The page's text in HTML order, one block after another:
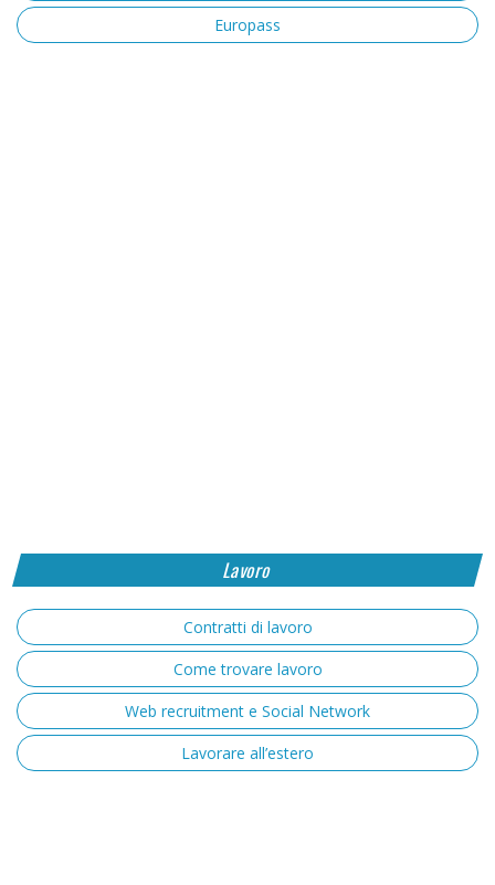
Europass
Lavoro
Contratti di lavoro
Come trovare lavoro
Web recruitment e Social Network
Lavorare all’estero